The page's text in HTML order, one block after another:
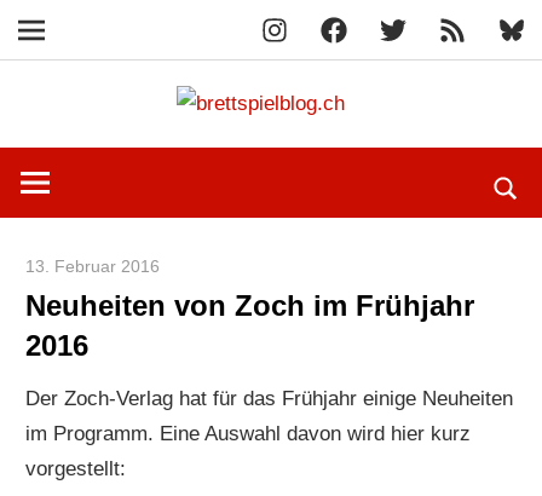
InstagramFacebook
X
RSS-
Feed
Navigation
springen
erfährst
mehr!
13. Februar 2016
Neuheiten von Zoch im Frühjahr
2016
Der Zoch-Verlag hat für das Frühjahr einige Neuheiten
im Programm. Eine Auswahl davon wird hier kurz
vorgestellt: